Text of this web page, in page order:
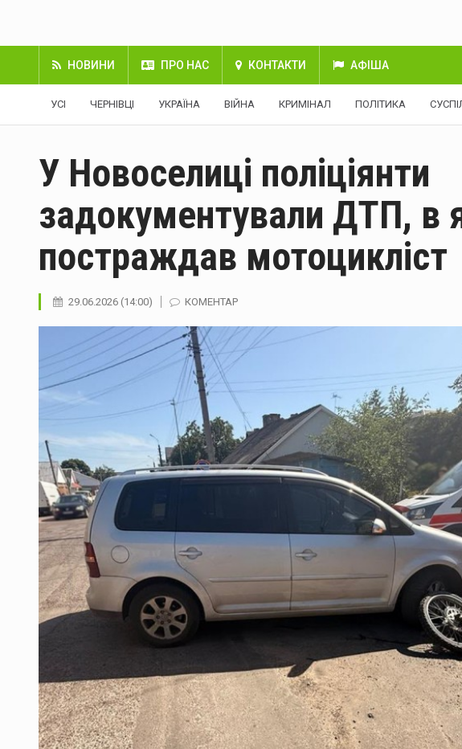
НОВИНИ ПРО НАС КОНТАКТИ АФІША
УСІ ЧЕРНІВЦІ УКРАЇНА ВІЙНА КРИМІНАЛ ПОЛІТИКА
У Новоселиці поліціянти
задокументували ДТП, в
постраждав мотоцикліст
29.06.2026 (14:00) КОМЕНТАР